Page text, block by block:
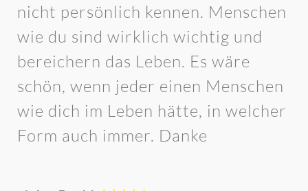
nicht persönlich kennen. Menschen
wie du sind wirklich wichtig und
bereichern das Leben. Es wäre
schön, wenn jeder einen Menschen
wie dich im Leben hätte, in welcher
Form auch immer. Danke